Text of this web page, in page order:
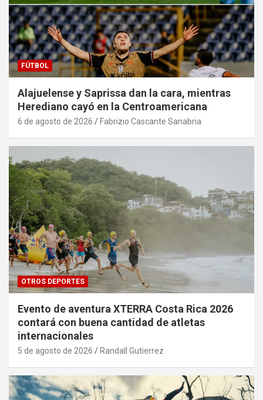
FÚTBOL
Alajuelense y Saprissa dan la cara, mientras
Herediano cayó en la Centroamericana
6 de agosto de 2026 Fabrizio Cascante Sanabria
OTROS DEPORTES
Evento de aventura XTERRA Costa Rica 2026
contará con buena cantidad de atletas
internacionales
5 de agosto de 2026 Randall Gutierrez